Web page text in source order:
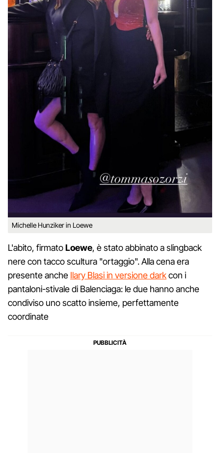
Michelle Hunziker in Loewe
L'abito, firmatoLoewe, è stato abbinato a slingback
nere con tacco scultura "ortaggio". Alla cena era
presente anche Ilary Blasi in versione darkcon i
pantaloni-stivale di Balenciaga: le due hanno anche
condiviso uno scatto insieme, perfettamente
coordinate